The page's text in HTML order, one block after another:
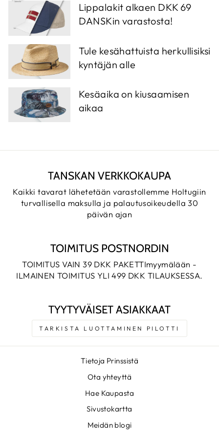
Lippalakit alkaen DKK 69
DANSKin varastosta!
Tule kesähattuista herkullisiksi
kyntäjän alle
Kesäaika on kiusaamisen
aikaa
TANSKAN VERKKOKAUPA
Kaikki tavarat lähetetään varastollemme Holtugiin
turvallisella maksulla ja palautusoikeudella 30
päivän ajan
TOIMITUS POSTNORDIN
TOIMITUS VAIN 39 DKK PAKETTImyymälään -
ILMAINEN TOIMITUS YLI 499 DKK TILAUKSESSA.
TYYTYVÄISET ASIAKKAAT
TARKISTA LUOTTAMINEN PILOTTI
Tietoja Prinssistä
Ota yhteyttä
Hae Kaupasta
Sivustokartta
Meidän blogi